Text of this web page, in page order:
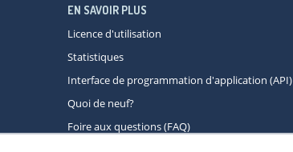
EN SAVOIR PLUS
Licence d'utilisation
Statistiques
Interface de programmation d'application (API)
Quoi de neuf?
Foire aux questions (FAQ)